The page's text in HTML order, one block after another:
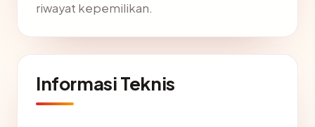
riwayat kepemilikan.
Informasi Teknis